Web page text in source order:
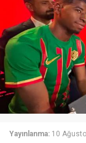
Yayınlanma: 10